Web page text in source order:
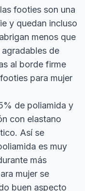
footies son una
y quedan incluso
menos que
de
al borde firme
para mujer
de poliamida y
con elastano
Así se
es muy
más
mujer se
buen aspecto